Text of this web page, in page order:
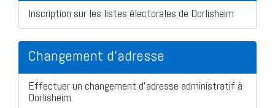
Inscription sur les listes électorales de Dorlisheim
Changement d'adresse
Effectuer un changement d'adresse administratif à
Dorlisheim